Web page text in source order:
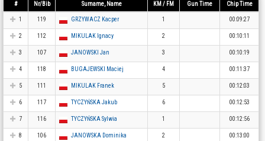
# Nr/Bib
Surname, Name
KM / FM
Gun Time
Chip Time
1 119 GRZYWACZ Kacper 1 00:09:27
2 112 MIKULAK Ignacy 2 00:10:11
3 107 JANOWSKI Jan 3 00:10:19
4 118 BUGAJEWSKI Maciej 4 00:11:37
5 111 MIKULAK Franek 5 00:12:03
6 117 TYCZYŃSKA Jakub 6 00:12:53
7 116 TYCZYŃSKA Sylwia 1 00:12:56
8 106 JANOWSKA Dominika 2 00:13:00